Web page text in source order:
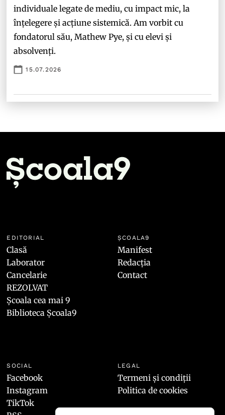
individuale legate de mediu, cu impact mic, la
înțelegere și acțiune sistemică. Am vorbit cu
fondatorul său, Mathew Pye, și cu elevi și
absolvenți.
15.07.2026
EDITORIAL
Clasă
Laborator
Cancelarie
REZOLVAT
Școala cea mai 9
Biblioteca Școala9
ȘCOALA9
Manifest
Redacția
Contact
SOCIAL
Facebook
Instagram
TikTok
LEGAL
Termeni și condiții
Politica de cookies